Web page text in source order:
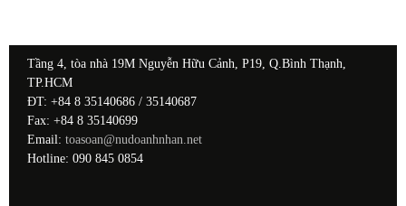
Tầng 4, tòa nhà 19M Nguyễn Hữu Cảnh, P19, Q.Bình Thạnh,
TP.HCM
ĐT: +84 8 35140686 / 35140687
Fax: +84 8 35140699
Email: toasoan@nudoanhnhan.net
Hotline: 090 845 0854